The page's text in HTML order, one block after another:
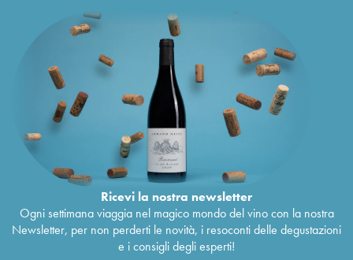
Ricevi la nostra newsletter
Ogni settimana viaggia nel magico mondo del vino con la nostra
Newsletter, per non perderti le novità, i resoconti delle degustazioni
e i consigli degli esperti!